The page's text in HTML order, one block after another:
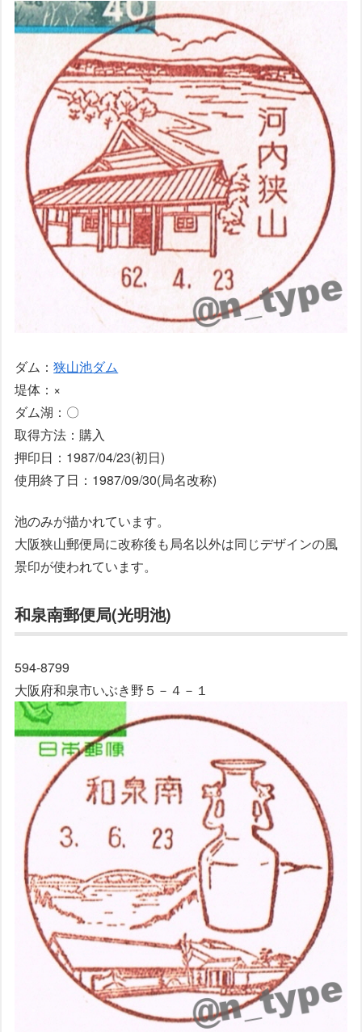
ダム：狭山池ダム
堤体：×
ダム湖：〇
取得方法：購入
押印日：1987/04/23(初日)
使用終了日：1987/09/30(局名改称)
池のみが描かれています。
大阪狭山郵便局に改称後も局名以外は同じデザインの風
景印が使われています。
和泉南郵便局(光明池)
594-8799
大阪府和泉市いぶき野５－４－１